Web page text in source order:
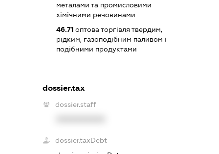
металами та промисловими
хімічними речовинами
46.71оптова торгівля твердим,
рідким, газоподібним паливом і
подібними продуктами
dossier.tax
dossier.staff
dossier.taxDebt